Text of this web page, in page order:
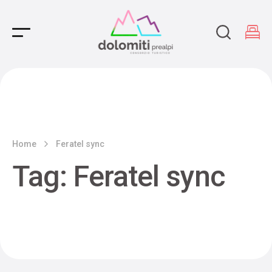
Main Navigation
Home Feratel sync
Tag: Feratel sync